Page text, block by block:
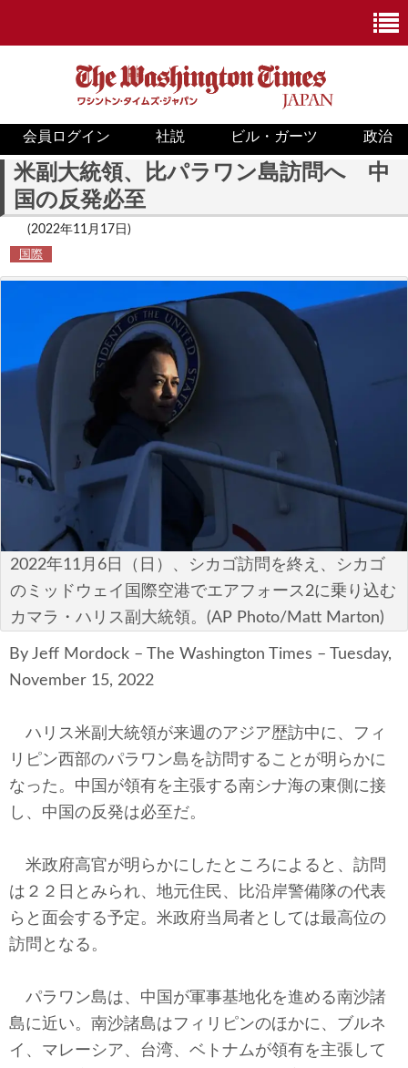
ニュース
政治
米国内
国際
安全保障
ビジネス・経済
カルチャー
ポリシー
税制・予算
エネルギー・環境
サイバーセキュリティ―
航空宇宙・防衛
国境・移民政策
テクノロジー
コメンタリー
社説
東アジア
東京発
会員ログイン 社説 ビル・ガーツ 政治
米副大統領、比パラワン島訪問へ 中
国の反発必至
(2022年11月17日)
国際
2022年11月6日（日）、シカゴ訪問を終え、シカゴ
のミッドウェイ国際空港でエアフォース2に乗り込む
カマラ・ハリス副大統領。(AP Photo/Matt Marton)
By Jeff Mordock – The Washington Times – Tuesday,
November 15, 2022
ハリス米副大統領が来週のアジア歴訪中に、フィ
リピン西部のパラワン島を訪問することが明らかに
なった。中国が領有を主張する南シナ海の東側に接
し、中国の反発は必至だ。
米政府高官が明らかにしたところによると、訪問
は２２日とみられ、地元住民、比沿岸警備隊の代表
らと面会する予定。米政府当局者としては最高位の
訪問となる。
パラワン島は、中国が軍事基地化を進める南沙諸
島に近い。南沙諸島はフィリピンのほかに、ブルネ
イ、マレーシア、台湾、ベトナムが領有を主張して